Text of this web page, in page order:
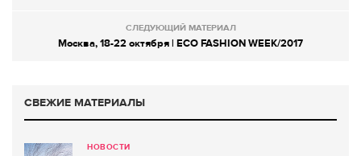
СЛЕДУЮЩИЙ МАТЕРИАЛ
Москва, 18-22 октября | ECO FASHION WEEK/2017
СВЕЖИЕ МАТЕРИАЛЫ
НОВОСТИ